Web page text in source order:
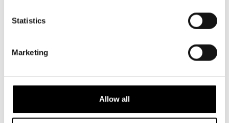
Statistics
Marketing
Allow all
Frågor & svar
Tillgänglighet
Register- och dataskyddsbeskrivning